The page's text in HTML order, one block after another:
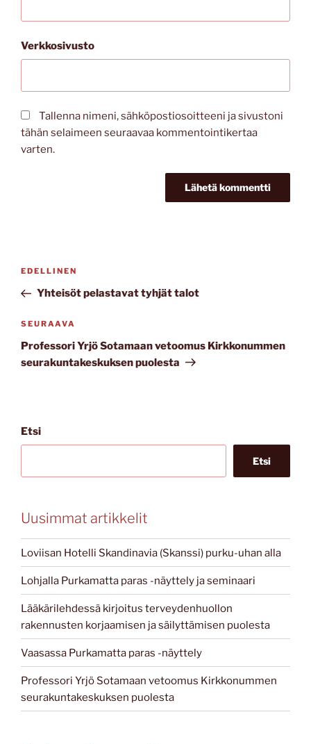
Verkkosivusto
Tallenna nimeni, sähköpostiosoitteeni ja sivustoni
tähän selaimeen seuraavaa kommentointikertaa
varten.
Artikkelien
Edellinen
artikkeli
EDELLINEN
Yhteisöt pelastavat tyhjät talot
Seuraava
artikkeli
SEURAAVA
Professori Yrjö Sotamaan vetoomus Kirkkonummen
seurakuntakeskuksen puolesta
Etsi
Etsi
Uusimmat artikkelit
Loviisan Hotelli Skandinavia (Skanssi) purku-uhan alla
Lohjalla Purkamatta paras -näyttely ja seminaari
Lääkärilehdessä kirjoitus terveydenhuollon
rakennusten korjaamisen ja säilyttämisen puolesta
Vaasassa Purkamatta paras -näyttely
Professori Yrjö Sotamaan vetoomus Kirkkonummen
seurakuntakeskuksen puolesta